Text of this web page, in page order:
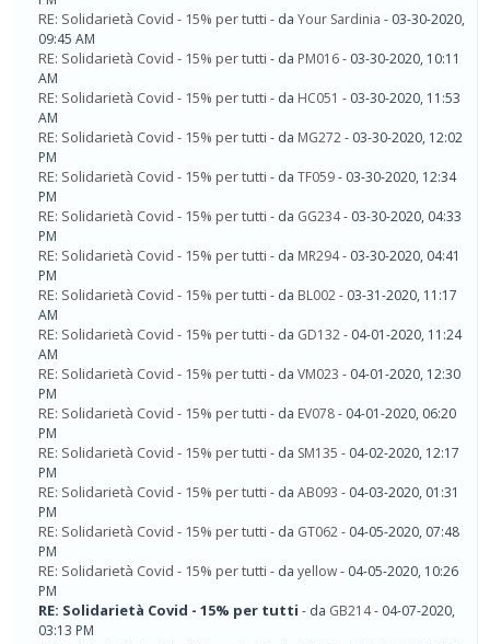
RE: Solidarietà Covid - 15% per tutti - da Your Sardinia - 03-30-2020,
09:45 AM
RE: Solidarietà Covid - 15% per tutti - da PM016- 03-30-2020, 10:11
AM
RE: Solidarietà Covid - 15% per tutti - da HC051 - 03-30-2020, 11:53
AM
RE: Solidarietà Covid - 15% per tutti - da MG272- 03-30-2020, 12:02
PM
RE: Solidarietà Covid - 15% per tutti - da TF059- 03-30-2020, 12:34
PM
RE: Solidarietà Covid - 15% per tutti - da GG234- 03-30-2020, 04:33
PM
RE: Solidarietà Covid - 15% per tutti - da MR294- 03-30-2020, 04:41
PM
RE: Solidarietà Covid - 15% per tutti - da BL002- 03-31-2020, 11:17
AM
RE: Solidarietà Covid - 15% per tutti - da GD132- 04-01-2020, 11:24
AM
RE: Solidarietà Covid - 15% per tutti - da VM023 - 04-01-2020, 12:30
PM
RE: Solidarietà Covid - 15% per tutti - da EV078- 04-01-2020, 06:20
PM
RE: Solidarietà Covid - 15% per tutti - da SM135 - 04-02-2020, 12:17
PM
RE: Solidarietà Covid - 15% per tutti - da AB093 - 04-03-2020, 01:31
PM
RE: Solidarietà Covid - 15% per tutti - da GT062- 04-05-2020, 07:48
PM
RE: Solidarietà Covid - 15% per tutti - da yellow- 04-05-2020, 10:26
PM
RE: Solidarietà Covid - 15% per tutti - da GB214- 04-07-2020,
03:13 PM